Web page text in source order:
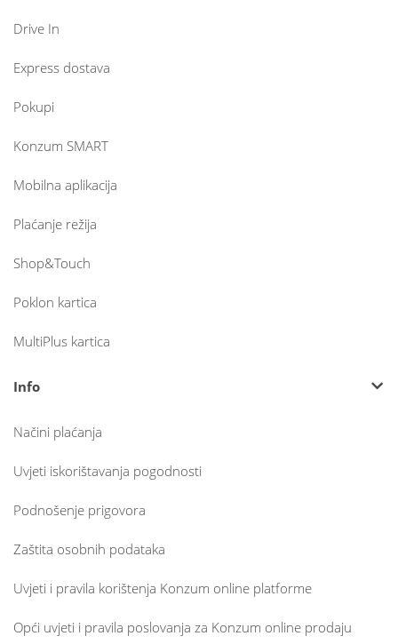
Drive In
Express dostava
Pokupi
Konzum SMART
Mobilna aplikacija
Plaćanje režija
Shop&Touch
Poklon kartica
MultiPlus kartica
Info
Načini plaćanja
Uvjeti iskorištavanja pogodnosti
Podnošenje prigovora
Zaštita osobnih podataka
Uvjeti i pravila korištenja Konzum online platforme
Opći uvjeti i pravila poslovanja za Konzum online prodaju